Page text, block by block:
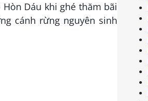
Dáu khi ghé thăm bãi
cánh rừng nguyên sinh